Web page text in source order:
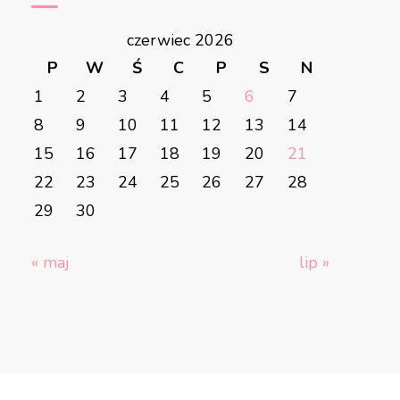
czerwiec 2026
P
W Ś C P S
N
1
2 3 4 5 6
7
8
9 10 11 12 13
14
15
16 17 18 19 20
21
22
23 24 25 26 27
28
29
30
« maj lip »